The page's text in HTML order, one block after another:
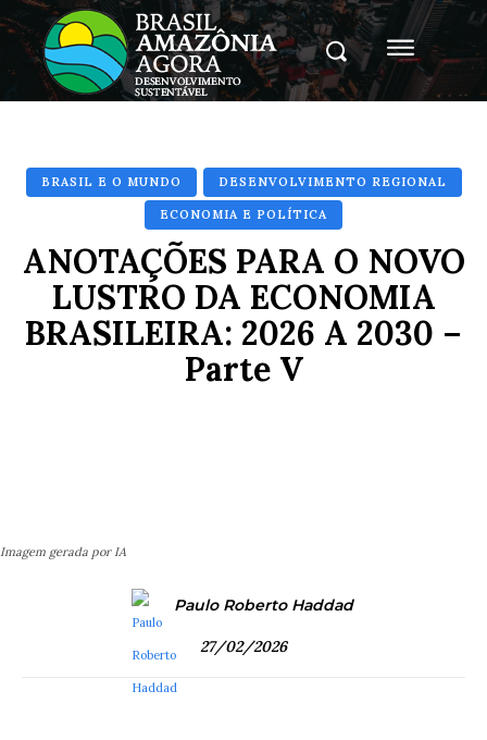
BRASIL E O MUNDO DESENVOLVIMENTO REGIONAL
ECONOMIA E POLÍTICA
ANOTAÇÕES PARA O NOVO
LUSTRO DA ECONOMIA
BRASILEIRA: 2026 A 2030 –
Parte V
Imagem gerada por IA
Paulo Roberto Haddad
27/02/2026